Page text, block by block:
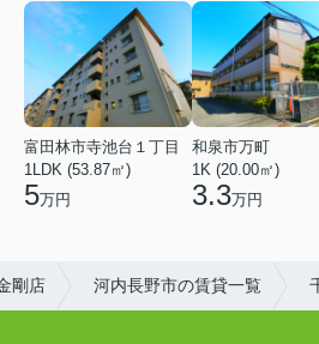
富田林市寺池台１丁目
1LDK (53.87㎡)
5万円
和泉市万町
1K (20.00㎡)
3.3万円
剛店 河内長野市の賃貸一覧